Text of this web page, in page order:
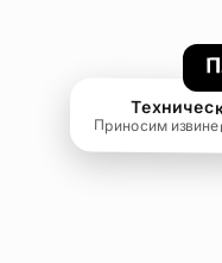
Приносим